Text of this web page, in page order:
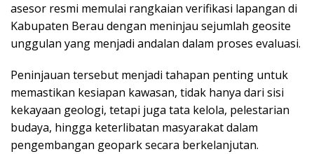
asesor resmi memulai rangkaian verifikasi lapangan di
Kabupaten Berau dengan meninjau sejumlah geosite
unggulan yang menjadi andalan dalam proses evaluasi.
Peninjauan tersebut menjadi tahapan penting untuk
memastikan kesiapan kawasan, tidak hanya dari sisi
kekayaan geologi, tetapi juga tata kelola, pelestarian
budaya, hingga keterlibatan masyarakat dalam
pengembangan geopark secara berkelanjutan.